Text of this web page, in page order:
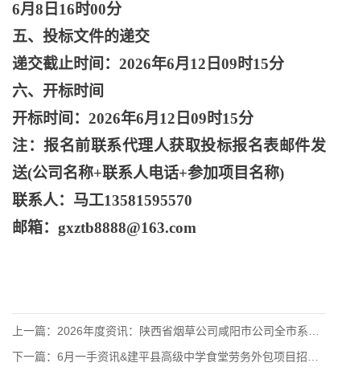
6月8日16时00分
五、投标文件的递交
递交截止时间： 2026年6月12日09时15分
六、开标时间
开标时间： 2026年6月12日09时15分
注：报名前联系代理人获取投标报名表邮件发
送(公司名称+联系人电话+参加项目名称)
联系人：马工13581595570
邮箱： gxztb8888@163.com
上一篇： 2026年度资讯：陕西省烟草公司咸阳市公司全市系统印刷、印制
下一篇： 6月一手资讯&建平县高级中学食堂劳务外包项目招标公告